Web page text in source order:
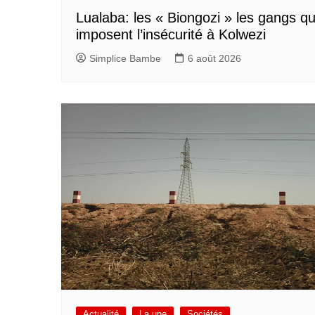
Lualaba: les « Biongozi » les gangs
imposent l’insécurité à Kolwezi
Simplice Bambe 6 août 2026